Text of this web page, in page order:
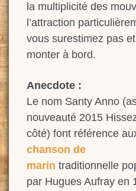
la multiplicité des
l’attraction
vous surestimez pas
monter à bord.
Anecdote :
Le nom Santy Anno
nouveauté 2015
côté) font référence
chanson de
marin traditionnelle
par Hugues Aufray en